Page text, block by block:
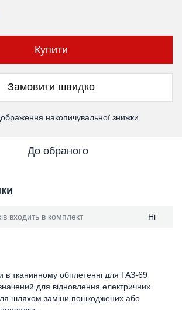
Купити
Замовити швидко
накопичувальної знижки
До обраного
входить в комплект Ні
в тканинному обплетенні для ГАЗ-69
для відновлення електричних
шляхом заміни пошкоджених або